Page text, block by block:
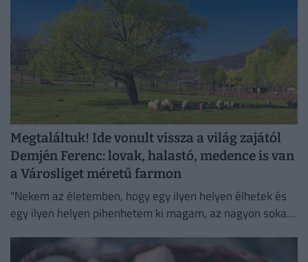
Megtaláltuk! Ide vonult vissza a világ zajától
Demjén Ferenc: lovak, halastó, medence is van
a Városliget méretű farmon
"Nekem az életemben, hogy egy ilyen helyen élhetek és
egy ilyen helyen pihenhetem ki magam, az nagyon sokat
természetbe."